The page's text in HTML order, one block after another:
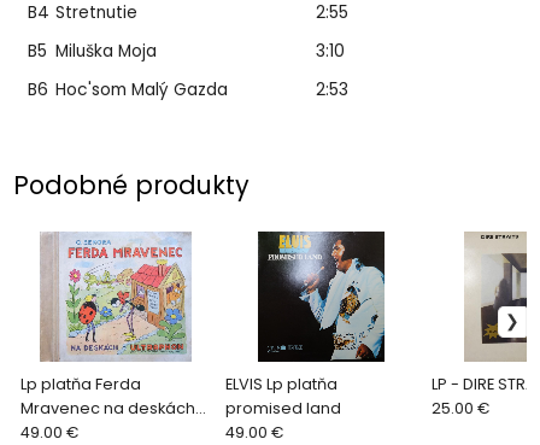
B4 Stretnutie
2:55
B5 Miluška Moja
3:10
B6 Hoc'som Malý Gazda 2:53
Podobné produkty
Lp platňa Ferda
Mravenec na deskách
1940
49.00 €
ELVIS Lp platňa
promised land
49.00 €
LP - DIRE
25.00 €